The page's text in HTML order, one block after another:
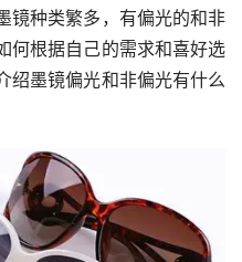
镜种类繁多，有偏光的和非
何根据自己的需求和喜好选
绍墨镜偏光和非偏光有什么